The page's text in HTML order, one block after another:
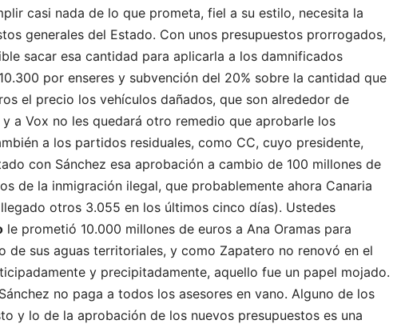
casi nada de lo que prometa, fiel a su estilo, necesita la
generales del Estado. Con unos presupuestos prorrogados,
sacar esa cantidad para aplicarla a los damnificados
por enseres y subvención del 20% sobre la cantidad que
el precio los vehículos dañados, que son alrededor de
y a Vox no les quedará otro remedio que aprobarle los
a los partidos residuales, como CC, cuyo presidente,
con Sánchez esa aprobación a cambio de 100 millones de
de la inmigración ilegal, que probablemente ahora Canaria
otros 3.055 en los últimos cinco días). Ustedes
le prometió 10.000 millones de euros a Ana Oramas para
de sus aguas territoriales, y como Zapatero no renovó en el
y precipitadamente, aquello fue un papel mojado.
no paga a todos los asesores en vano. Alguno de los
y lo de la aprobación de los nuevos presupuestos es una